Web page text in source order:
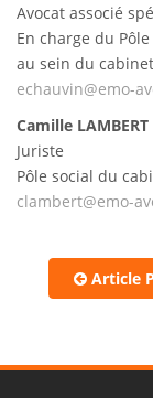
Avocat associé
En charge du
au sein du cabinet
echauvin@emo-
Camille LAMBERT
Juriste
Pôle social du
clambert@emo-
Article